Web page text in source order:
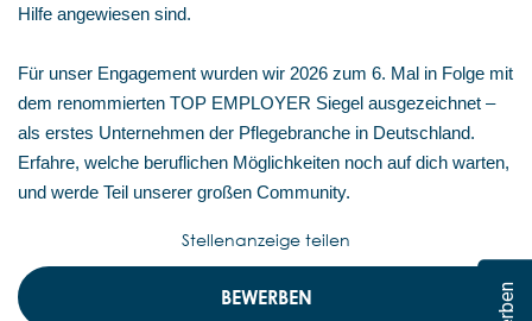
Hilfe angewiesen sind.
Für unser Engagement wurden wir 2026 zum 6. Mal in Folge mit
dem renommierten TOP EMPLOYER Siegel ausgezeichnet –
als erstes Unternehmen der Pflegebranche in Deutschland.
Erfahre, welche beruflichen Möglichkeiten noch auf dich warten,
und werde Teil unserer großen Community.
BEWERBEN
Stellenanzeige teilen